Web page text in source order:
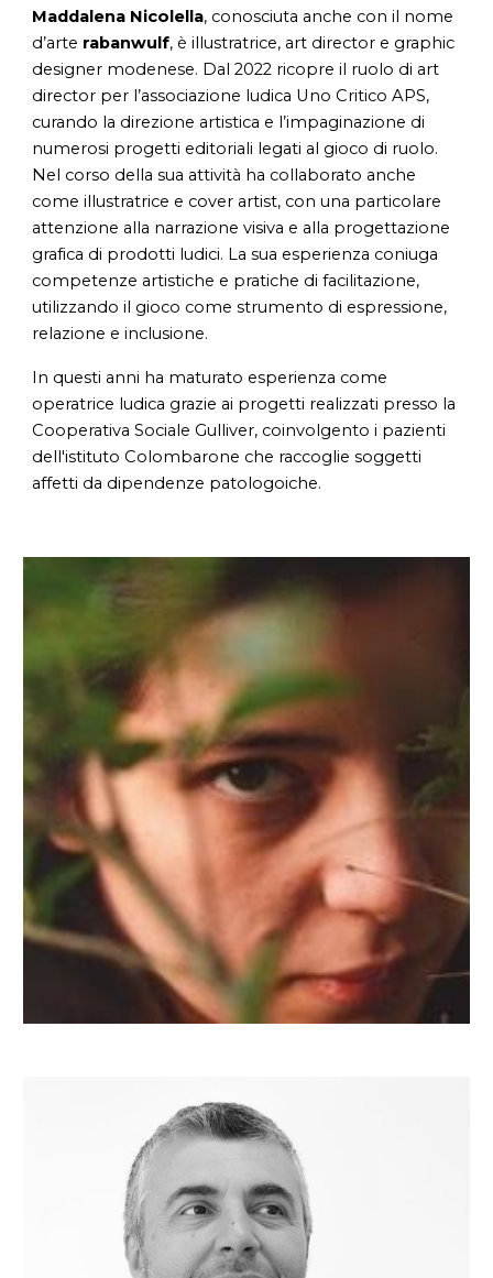
Maddalena Nicolella, conosciuta anche con il nome
d’arte rabanwulf, è illustratrice, art director e graphic
designer modenese. Dal 2022 ricopre il ruolo di art
director per l’associazione ludica Uno Critico APS,
curando la direzione artistica e l’impaginazione di
numerosi progetti editoriali legati al gioco di ruolo.
Nel corso della sua attività ha collaborato anche
come illustratrice e cover artist, con una particolare
attenzione alla narrazione visiva e alla progettazione
grafica di prodotti ludici. La sua esperienza coniuga
competenze artistiche e pratiche di facilitazione,
utilizzando il gioco come strumento di espressione,
relazione e inclusione.
In questi anni ha maturato esperienza come
operatrice ludica grazie ai progetti realizzati presso la
Cooperativa Sociale Gulliver, coinvolgento i pazienti
dell'istituto Colombarone che raccoglie soggetti
affetti da dipendenze patologoiche.